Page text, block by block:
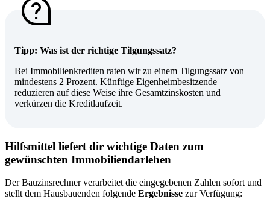
Tipp: Was ist der richtige Tilgungssatz?
Bei Immobilienkrediten raten wir zu einem Tilgungssatz von
mindestens 2 Prozent. Künftige Eigenheimbesitzende
reduzieren auf diese Weise ihre Gesamtzinskosten und
verkürzen die Kreditlaufzeit.
Hilfsmittel liefert dir wichtige Daten zum
gewünschten Immobiliendarlehen
Der Bauzinsrechner verarbeitet die eingegebenen Zahlen sofort und
stellt dem Hausbauenden folgende Ergebnisse zur Verfügung: